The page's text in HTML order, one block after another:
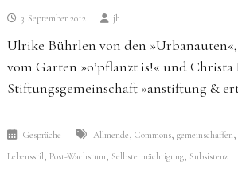
3. September 2012 jh
Ulrike Bührlen von den
vom Garten »o’pflanzt is!« und
Stiftungsgemeinschaft »anstiftung &
Gespräche Allmende, Commons, gemeinschaffen,
Lebensstil , Post-Wachstum, Selbstermächtigung, Subsistenz